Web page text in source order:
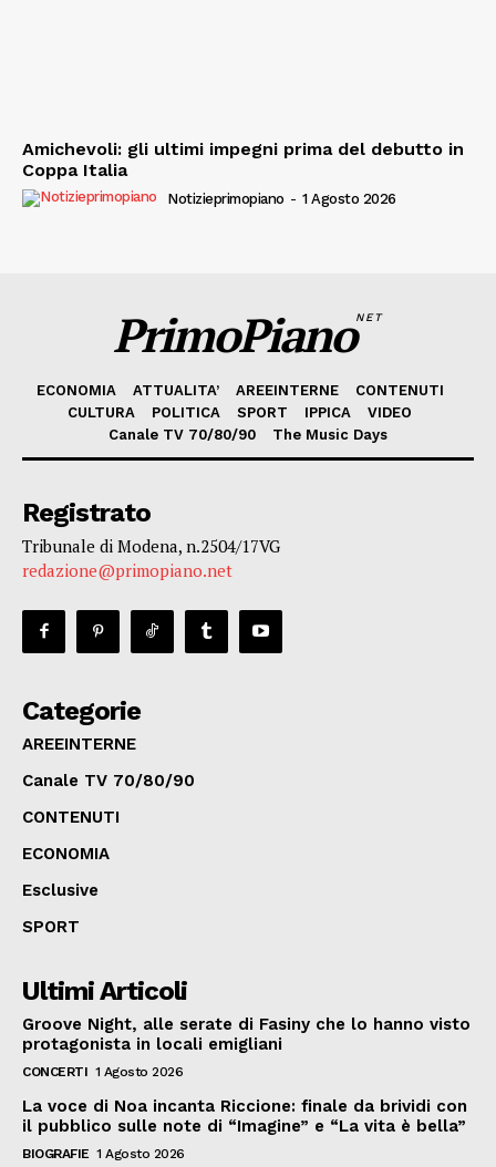
Amichevoli: gli ultimi impegni prima del debutto in
Coppa Italia
Notizieprimopiano - 1 Agosto 2026
PrimoPianoNET
ECONOMIA ATTUALITA’ AREEINTERNE
CONTENUTI
CULTURA
POLITICA SPORT IPPICA
VIDEO
Canale TV 70/80/90
The Music Days
Registrato
Tribunale di Modena, n.2504/17VG
redazione@primopiano.net
Categorie
AREEINTERNE
Canale TV 70/80/90
CONTENUTI
ECONOMIA
Esclusive
SPORT
Ultimi Articoli
Groove Night, alle serate di Fasiny che lo hanno visto
protagonista in locali emigliani
CONCERTI 1 Agosto 2026
La voce di Noa incanta Riccione: finale da brividi con
il pubblico sulle note di “Imagine” e “La vita è bella”
BIOGRAFIE 1 Agosto 2026